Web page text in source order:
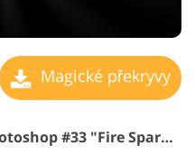
Magické překryvy
Bezplatné zlaté překrytí Photoshop #33 "Fire Sparks"